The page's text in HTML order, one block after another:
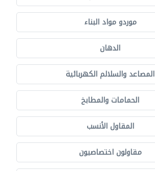
موردو مواد البناء
الدهان
المصاعد والسلالم الكهربائية
الحمامات والمطابخ
المقاول الأنسب
مقاولون اختصاصيون